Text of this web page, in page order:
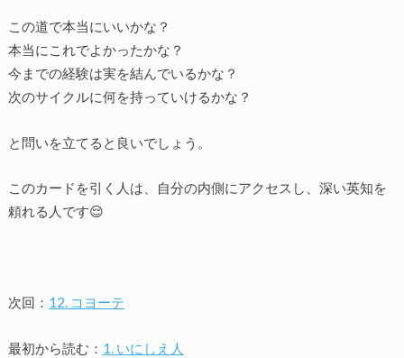
この道で本当にいいかな？
本当にこれでよかったかな？
今までの経験は実を結んでいるかな？
次のサイクルに何を持っていけるかな？
と問いを立てると良いでしょう。
このカードを引く人は、自分の内側にアクセスし、深い英知を
頼れる人です😌
次回： 12. コヨーテ
最初から読む： 1. いにしえ人